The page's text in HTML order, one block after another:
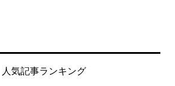
人気記事ランキング